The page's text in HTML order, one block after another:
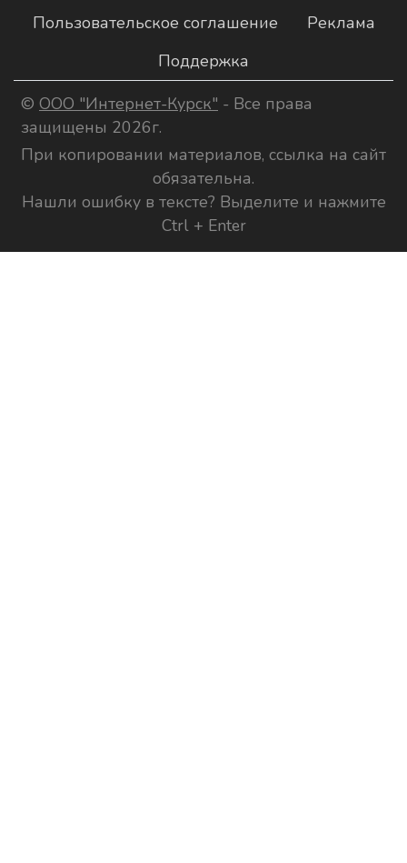
Пользовательское соглашение
Реклама
Поддержка
© ООО "Интернет-Курск" - Все права
защищены 2026г.
При копировании материалов, ссылка на сайт
обязательна.
Нашли ошибку в тексте? Выделите и нажмите
Ctrl + Enter